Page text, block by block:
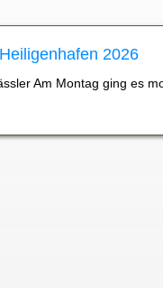
2026
Am Montag ging es